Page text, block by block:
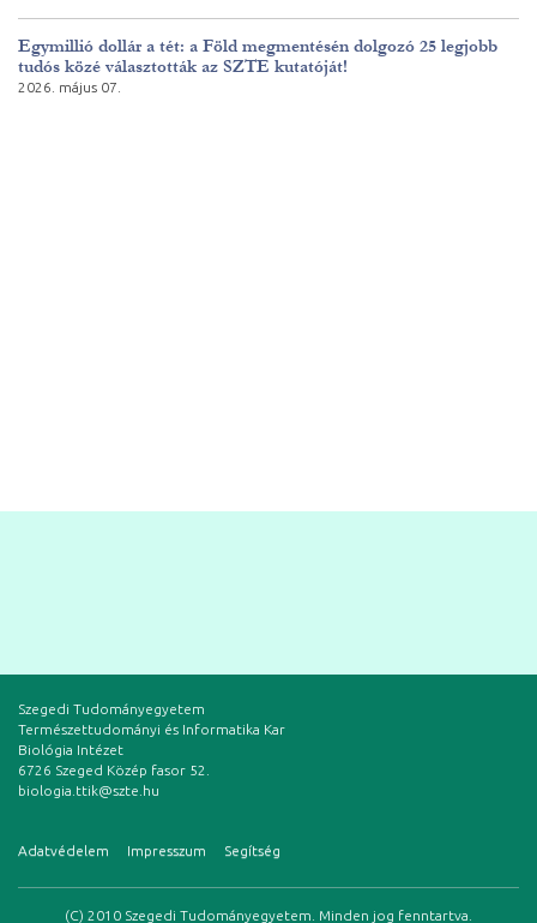
Egymillió dollár a tét: a Föld megmentésén dolgozó 25 legjobb
tudós közé választották az SZTE kutatóját!
2026. május 07.
Szegedi Tudományegyetem
Természettudományi és Informatika Kar
Biológia Intézet
6726 Szeged Közép fasor 52.
biologia.ttik@szte.hu
Adatvédelem Impresszum Segítség
(C) 2010 Szegedi Tudományegyetem. Minden jog fenntartva.